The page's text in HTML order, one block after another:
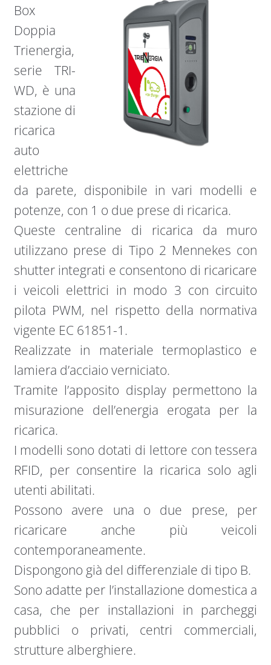
Box
Doppia
Trienergia,
serie TRI-
WD, è una
stazione di
ricarica
auto
elettriche
da parete, disponibile in vari modelli e
potenze, con 1 o due prese di ricarica.
Queste centraline di ricarica da muro
utilizzano prese di Tipo 2 Mennekes con
shutter integrati e consentono di ricaricare
i veicoli elettrici in modo 3 con circuito
pilota PWM, nel rispetto della normativa
vigente EC 61851-1.
Realizzate in materiale termoplastico e
lamiera d’acciaio verniciato.
Tramite l’apposito display permettono la
misurazione dell’energia erogata per la
ricarica.
I modelli sono dotati di lettore con tessera
RFID, per consentire la ricarica solo agli
utenti abilitati.
Possono avere una o due prese, per
ricaricare anche più veicoli
contemporaneamente.
Dispongono già del differenziale di tipo B.
Sono adatte per l’installazione domestica a
casa, che per installazioni in parcheggi
pubblici o privati, centri commerciali,
strutture alberghiere.